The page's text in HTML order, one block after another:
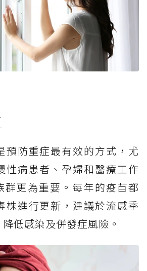
預防重症最有效的方式，尤
性病患者、孕婦和醫療工作
群更為重要。每年的疫苗都
株進行更新，建議於流感季
低感染及併發症風險。